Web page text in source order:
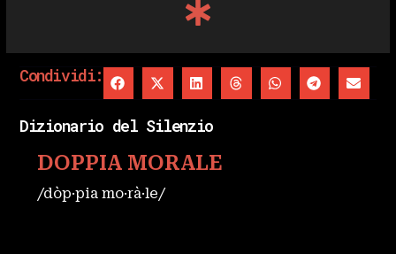
Condividi:
Dizionario del Silenzio
DOPPIA MORALE
/dòp·pia mo·rà·le/